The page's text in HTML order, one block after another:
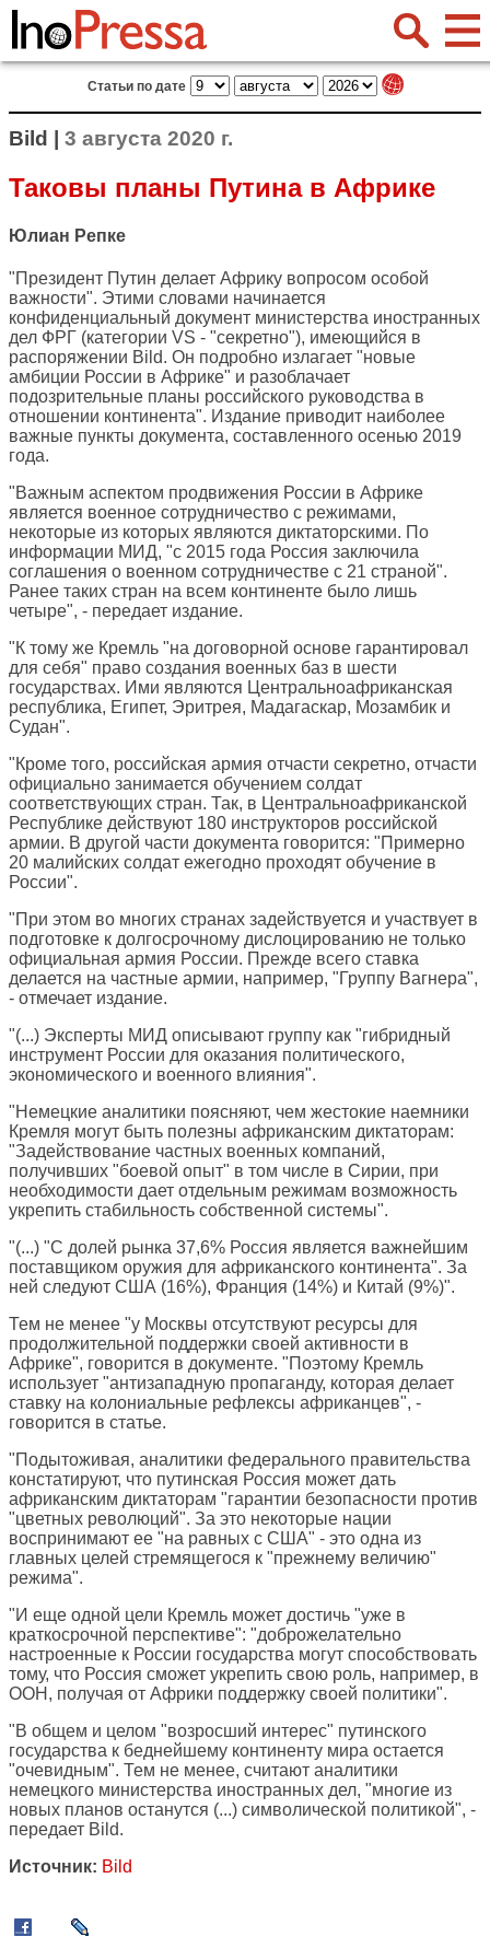
Статьи по дате
Bild | 3 августа 2020 г.
Таковы планы Путина в Африке
Юлиан Репке
"Президент Путин делает Африку вопросом особой
важности". Этими словами начинается
конфиденциальный документ министерства иностранных
дел ФРГ (категории VS - "секретно"), имеющийся в
распоряжении Bild. Он подробно излагает "новые
амбиции России в Африке" и разоблачает
подозрительные планы российского руководства в
отношении континента". Издание приводит наиболее
важные пункты документа, составленного осенью 2019
года.
"Важным аспектом продвижения России в Африке
является военное сотрудничество с режимами,
некоторые из которых являются диктаторскими. По
информации МИД, "с 2015 года Россия заключила
соглашения о военном сотрудничестве с 21 страной".
Ранее таких стран на всем континенте было лишь
четыре", - передает издание.
"К тому же Кремль "на договорной основе гарантировал
для себя" право создания военных баз в шести
государствах. Ими являются Центральноафриканская
республика, Египет, Эритрея, Мадагаскар, Мозамбик и
Судан".
"Кроме того, российская армия отчасти секретно, отчасти
официально занимается обучением солдат
соответствующих стран. Так, в Центральноафриканской
Республике действуют 180 инструкторов российской
армии. В другой части документа говорится: "Примерно
20 малийских солдат ежегодно проходят обучение в
России".
"При этом во многих странах задействуется и участвует в
подготовке к долгосрочному дислоцированию не только
официальная армия России. Прежде всего ставка
делается на частные армии, например, "Группу Вагнера",
- отмечает издание.
"(...) Эксперты МИД описывают группу как "гибридный
инструмент России для оказания политического,
экономического и военного влияния".
"Немецкие аналитики поясняют, чем жестокие наемники
Кремля могут быть полезны африканским диктаторам:
"Задействование частных военных компаний,
получивших "боевой опыт" в том числе в Сирии, при
необходимости дает отдельным режимам возможность
укрепить стабильность собственной системы".
"(...) "С долей рынка 37,6% Россия является важнейшим
поставщиком оружия для африканского континента". За
ней следуют США (16%), Франция (14%) и Китай (9%)".
Тем не менее "у Москвы отсутствуют ресурсы для
продолжительной поддержки своей активности в
Африке", говорится в документе. "Поэтому Кремль
использует "антизападную пропаганду, которая делает
ставку на колониальные рефлексы африканцев", -
говорится в статье.
"Подытоживая, аналитики федерального правительства
констатируют, что путинская Россия может дать
африканским диктаторам "гарантии безопасности против
"цветных революций". За это некоторые нации
воспринимают ее "на равных с США" - это одна из
главных целей стремящегося к "прежнему величию"
режима".
"И еще одной цели Кремль может достичь "уже в
краткосрочной перспективе": "доброжелательно
настроенные к России государства могут способствовать
тому, что Россия сможет укрепить свою роль, например, в
ООН, получая от Африки поддержку своей политики".
"В общем и целом "возросший интерес" путинского
государства к беднейшему континенту мира остается
"очевидным". Тем не менее, считают аналитики
немецкого министерства иностранных дел, "многие из
новых планов останутся (...) символической политикой", -
передает Bild.
Источник: Bild